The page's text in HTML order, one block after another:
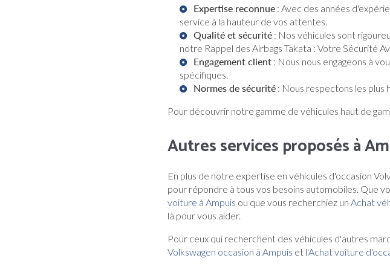
Expertise reconnue : Avec des années
service à la hauteur de vos attentes.
Qualité et sécurité : Nos véhicules sont
notre Rappel des Airbags Takata : Votre Sécurité
Engagement client : Nous nous engageons à
spécifiques.
Normes de sécurité : Nous respectons les plus
Pour découvrir notre gamme de véhicules haut de
Autres services proposés à
En plus de notre expertise en véhicules d'occasion
pour répondre à tous vos besoins automobiles. Que
voiture à Ampuis ou que vous recherchiez un Achat
là pour vous aider.
Pour ceux qui recherchent des véhicules d'autres
Volkswagen occasion à Ampuis et l'Achat voiture